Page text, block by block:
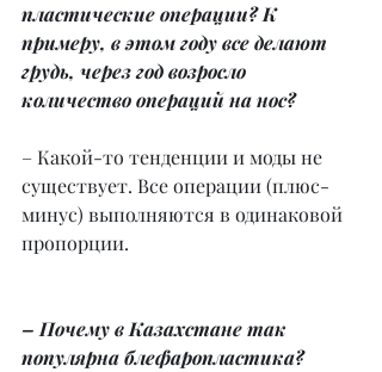
пластические операции? К
примеру, в этом году все делают
грудь, через год возросло
количество операций на нос?
– Какой-то тенденции и моды не
существует. Все операции (плюс-
минус) выполняются в одинаковой
пропорции.
– Почему в Казахстане так
популярна блефаропластика?